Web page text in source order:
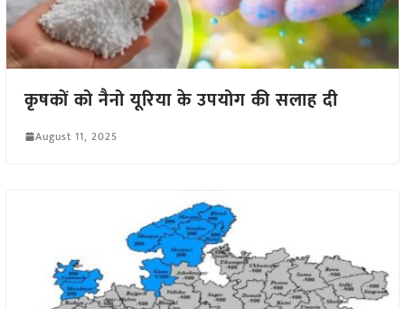
कृषकों को नैनो यूरिया के उपयोग की सलाह दी
August 11, 2025